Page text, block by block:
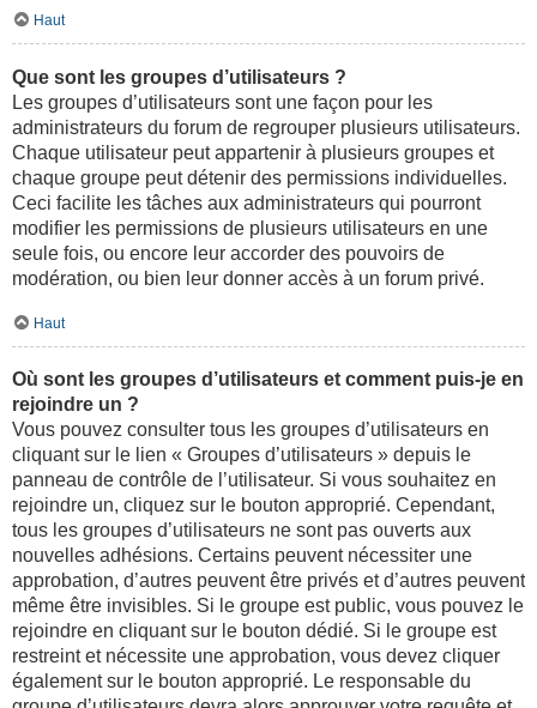
Haut
Que sont les groupes d’utilisateurs ?
Les groupes d’utilisateurs sont une façon pour les
administrateurs du forum de regrouper plusieurs utilisateurs.
Chaque utilisateur peut appartenir à plusieurs groupes et
chaque groupe peut détenir des permissions individuelles.
Ceci facilite les tâches aux administrateurs qui pourront
modifier les permissions de plusieurs utilisateurs en une
seule fois, ou encore leur accorder des pouvoirs de
modération, ou bien leur donner accès à un forum privé.
Haut
Où sont les groupes d’utilisateurs et comment puis-je en
rejoindre un ?
Vous pouvez consulter tous les groupes d’utilisateurs en
cliquant sur le lien « Groupes d’utilisateurs » depuis le
panneau de contrôle de l’utilisateur. Si vous souhaitez en
rejoindre un, cliquez sur le bouton approprié. Cependant,
tous les groupes d’utilisateurs ne sont pas ouverts aux
nouvelles adhésions. Certains peuvent nécessiter une
approbation, d’autres peuvent être privés et d’autres peuvent
même être invisibles. Si le groupe est public, vous pouvez le
rejoindre en cliquant sur le bouton dédié. Si le groupe est
restreint et nécessite une approbation, vous devez cliquer
également sur le bouton approprié. Le responsable du